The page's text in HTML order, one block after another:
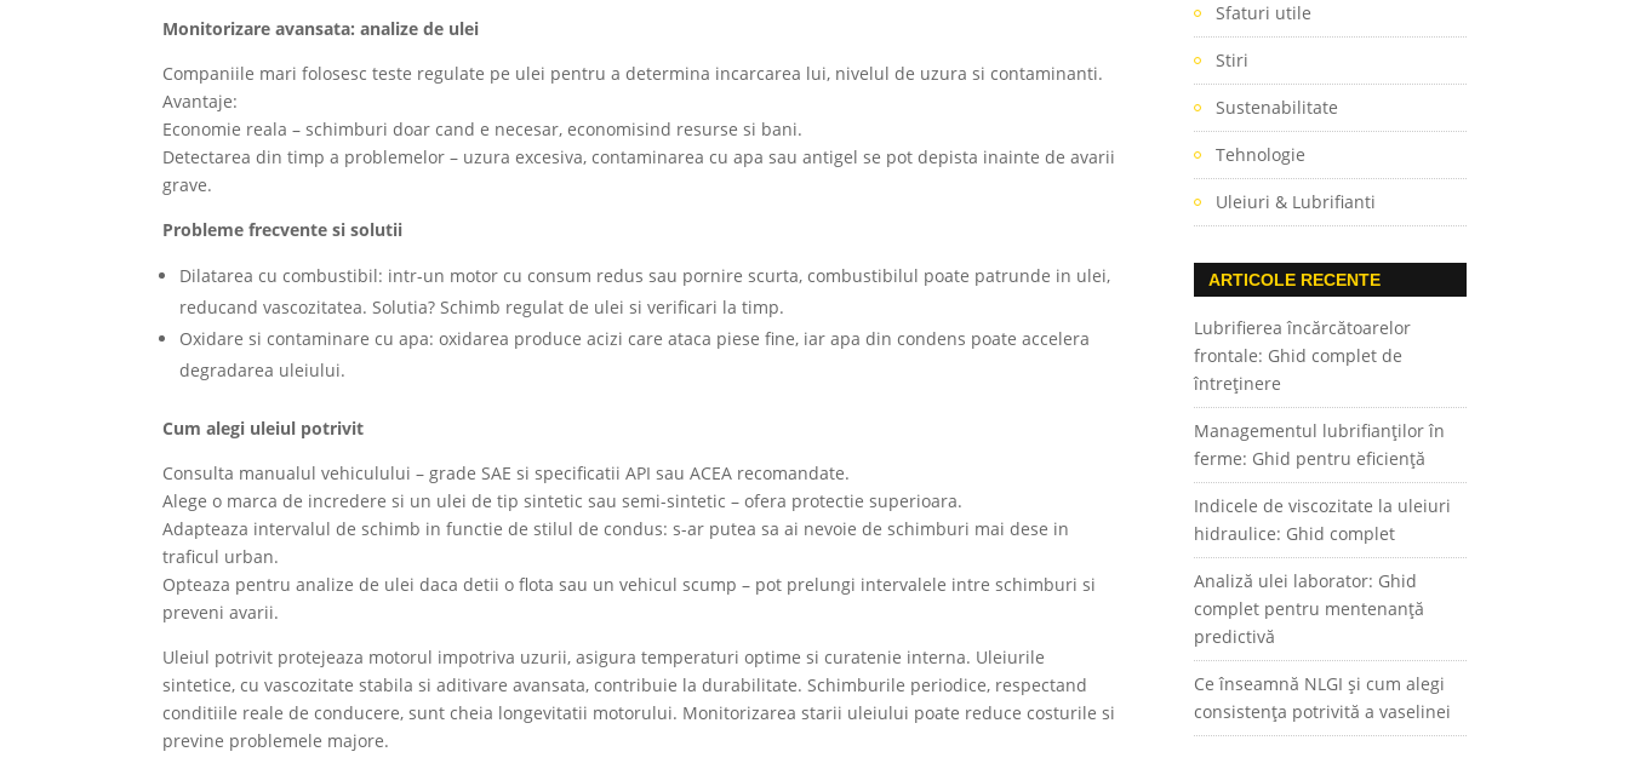
Monitorizare avansata: analize de ulei
Companiile mari folosesc teste regulate pe ulei pentru a determina incarcarea lui, nivelul de uzura si contaminanti.
Avantaje:
Economie reala – schimburi doar cand e necesar, economisind resurse si bani.
Detectarea din timp a problemelor – uzura excesiva, contaminarea cu apa sau antigel se pot depista inainte de avarii
grave.
Probleme frecvente si solutii
Dilatarea cu combustibil: intr-un motor cu consum redus sau pornire scurta, combustibilul poate patrunde in ulei,
reducand vascozitatea. Solutia? Schimb regulat de ulei si verificari la timp.
Oxidare si contaminare cu apa: oxidarea produce acizi care ataca piese fine, iar apa din condens poate accelera
degradarea uleiului.
Cum alegi uleiul potrivit
Consulta manualul vehiculului – grade SAE si specificatii API sau ACEA recomandate.
Alege o marca de incredere si un ulei de tip sintetic sau semi-sintetic – ofera protectie superioara.
Adapteaza intervalul de schimb in functie de stilul de condus: s-ar putea sa ai nevoie de schimburi mai dese in
traficul urban.
Opteaza pentru analize de ulei daca detii o flota sau un vehicul scump – pot prelungi intervalele intre schimburi si
preveni avarii.
Uleiul potrivit protejeaza motorul impotriva uzurii, asigura temperaturi optime si curatenie interna. Uleiurile
sintetice, cu vascozitate stabila si aditivare avansata, contribuie la durabilitate. Schimburile periodice, respectand
conditiile reale de conducere, sunt cheia longevitatii motorului. Monitorizarea starii uleiului poate reduce costurile si
previne problemele majore.
Sfaturi utile
Stiri
Sustenabilitate
Tehnologie
Uleiuri & Lubrifianti
ARTICOLE RECENTE
Lubrifierea încărcătoarelor
frontale: Ghid complet de
întreținere
Managementul lubrifianților în
ferme: Ghid pentru eficiență
Indicele de viscozitate la uleiuri
hidraulice: Ghid complet
Analiză ulei laborator: Ghid
complet pentru mentenanță
predictivă
Ce înseamnă NLGI și cum alegi
consistența potrivită a vaselinei